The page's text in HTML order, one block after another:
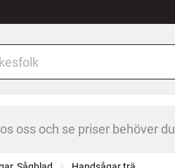
oss och se priser behöver du